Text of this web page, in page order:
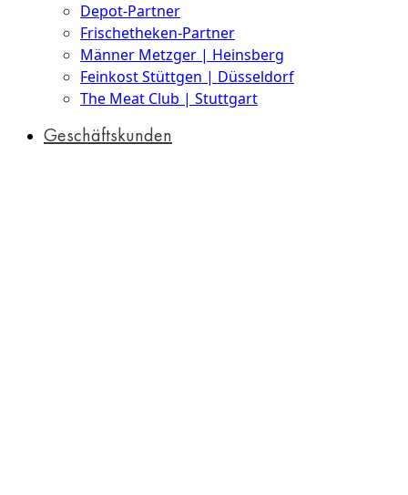
Depot-Partner
Frischetheken-Partner
Männer Metzger | Heinsberg
Feinkost Stüttgen | Düsseldorf
The Meat Club | Stuttgart
Geschäftskunden